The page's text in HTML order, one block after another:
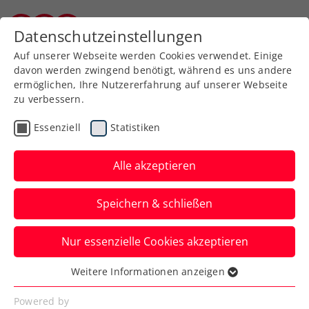
Zurück zur Newsübersicht
Turniere
French Open: Schwärzler
stürmt in 65 Minuten ins
Achtelfinale
Die große ÖTV-Zukunftshoffnung gibt sich
beim zweiten Auftritt beim Jugend-Grand-
Slam in Paris keine Blöße.
Verfasst von: Manuel Wachta, 04.06.2024
Datenschutzeinstellungen
Auf unserer Webseite werden Cookies verwendet. Einige
davon werden zwingend benötigt, während es uns andere
ermöglichen, Ihre Nutzererfahrung auf unserer Webseite
zu verbessern.
Essenziell Statistiken
Alle akzeptieren
Speichern & schließen
Nur essenzielle Cookies akzeptieren
Essenziell
Essenzielle Cookies werden für grundlegende
Weitere Informationen anzeigen
Powered by